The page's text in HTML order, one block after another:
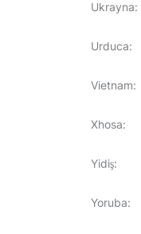
Ukrayna:
Urduca:
Vietnam:
Xhosa:
Yidiş:
Yoruba: